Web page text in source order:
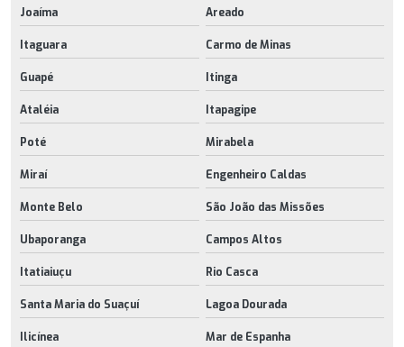
Joaíma Areado
Itaguara Carmo de Minas
Guapé Itinga
Ataléia Itapagipe
Poté Mirabela
Miraí Engenheiro Caldas
Monte Belo São João das Missões
Ubaporanga Campos Altos
Itatiaiuçu Rio Casca
Santa Maria do Suaçuí Lagoa Dourada
Ilicínea Mar de Espanha